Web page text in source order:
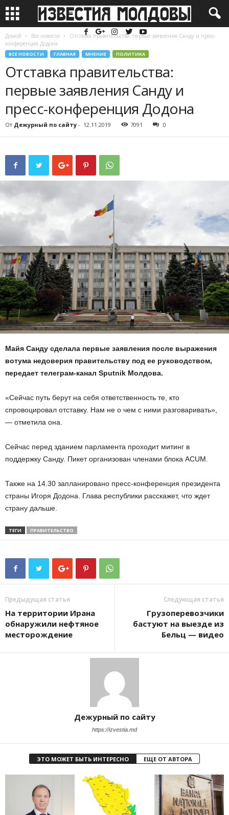
Домой Все новости
Отставка правительства: первые заявления Санду и пресс-
конференция Додона
ВСЕ НОВОСТИ ГЛАВНАЯ МНЕНИЕ ПОЛИТИКА
Отставка правительства:
первые заявления Санду и
пресс-конференция Додона
От Дежурный по сайту - 12.11.2019 7091 0
Майя Санду сделала первые заявления после выражения
вотума недоверия правительству под ее руководством,
передает телеграм-канал Sputnik Молдова.
«Сейчас путь берут на себя ответственность те, кто
спровоцировал отставку. Нам не о чем с ними разговаривать»,
— отметила она.
Сейчас перед зданием парламента проходит митинг в
поддержку Санду. Пикет организован членами блока ACUM.
Также на 14.30 запланировано пресс-конференция президента
страны Игоря Додона. Глава республики расскажет, что ждет
страну дальше.
ТЕГИ ПРАВИТЕЛЬСТВО
Предыдущая статья
На территории Ирана
обнаружили нефтяное
месторождение
Следующая статья
Грузоперевозчики
бастуют на выезде из
Бельц — видео
Дежурный по сайту
https://izvestia.md
ЭТО МОЖЕТ БЫТЬ ИНТЕРЕСНО ЕЩЕ ОТ АВТОРА